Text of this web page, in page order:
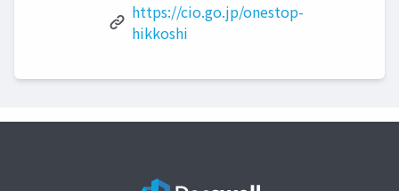
https://cio.go.jp/onestop-
hikkoshi